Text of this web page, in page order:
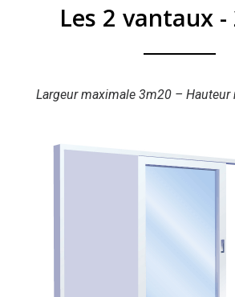
Les 2 vantaux
Largeur maximale 3m20 –